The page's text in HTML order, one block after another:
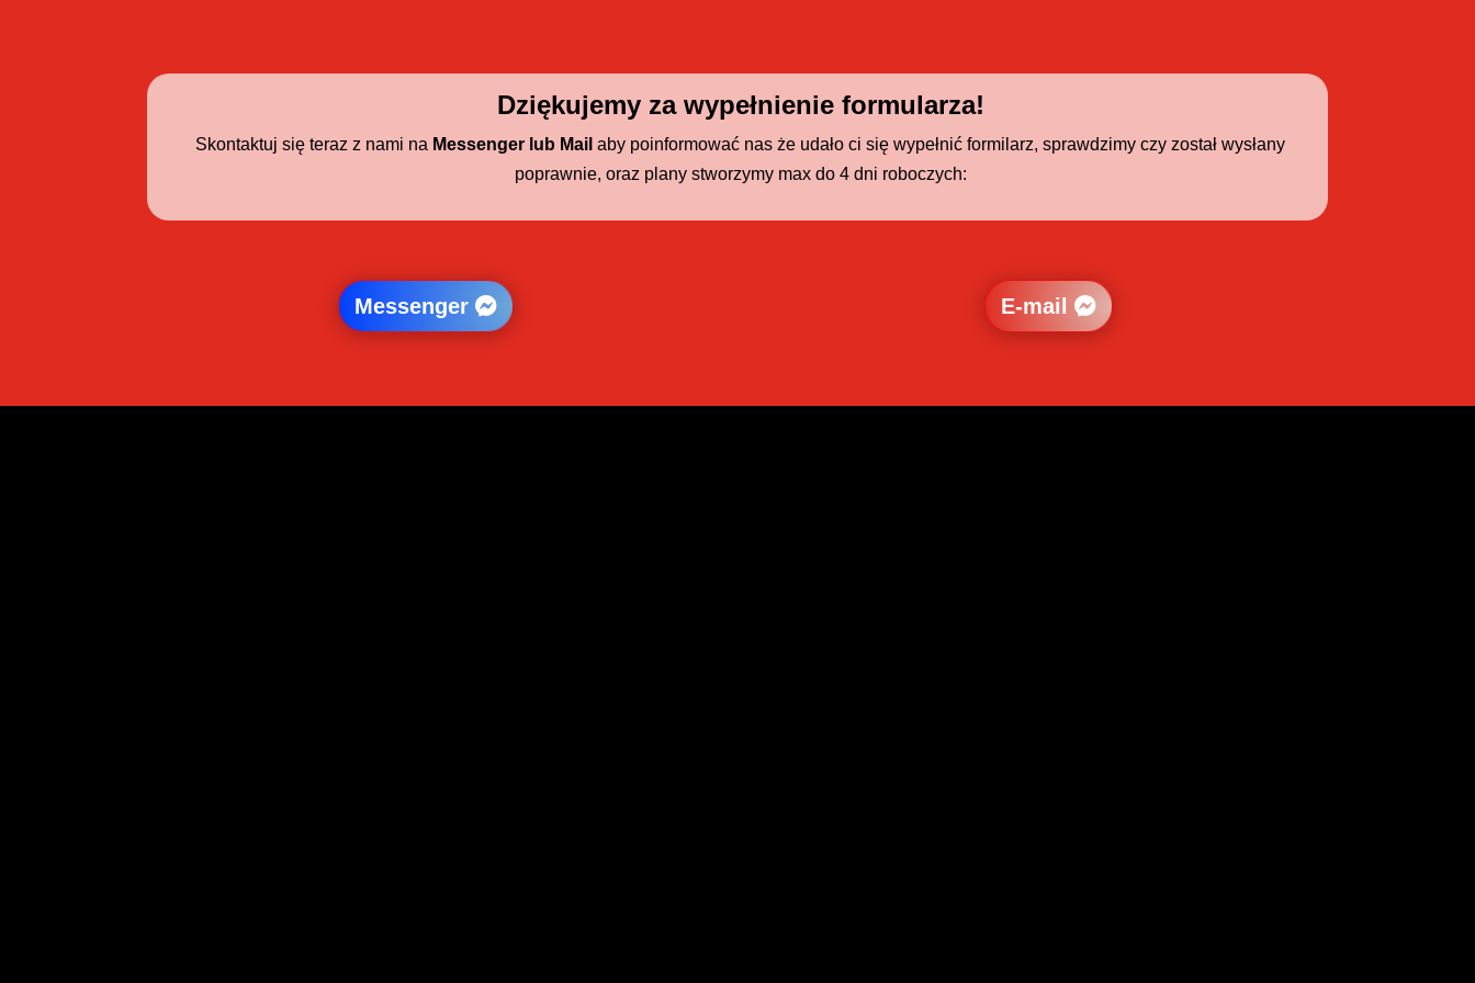
Dziękujemy za wypełnienie formularza!
Skontaktuj się teraz z nami na Messenger lub Mail aby poinformować nas że udało ci się wypełnić formilarz, sprawdzimy czy został wysłany
poprawnie, oraz plany stworzymy max do 4 dni roboczych:
Messenger E-mail